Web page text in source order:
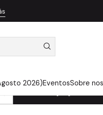
2026)EventosSobre
- Sjoberg, Fredrik
DE